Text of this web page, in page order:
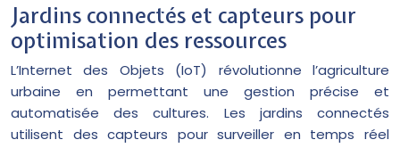
Jardins connectés et capteurs pour
optimisation des ressources
L’Internet des Objets (IoT) révolutionne l’agriculture
urbaine en permettant une gestion précise et
automatisée des cultures. Les jardins connectés
utilisent des capteurs pour surveiller en temps réel